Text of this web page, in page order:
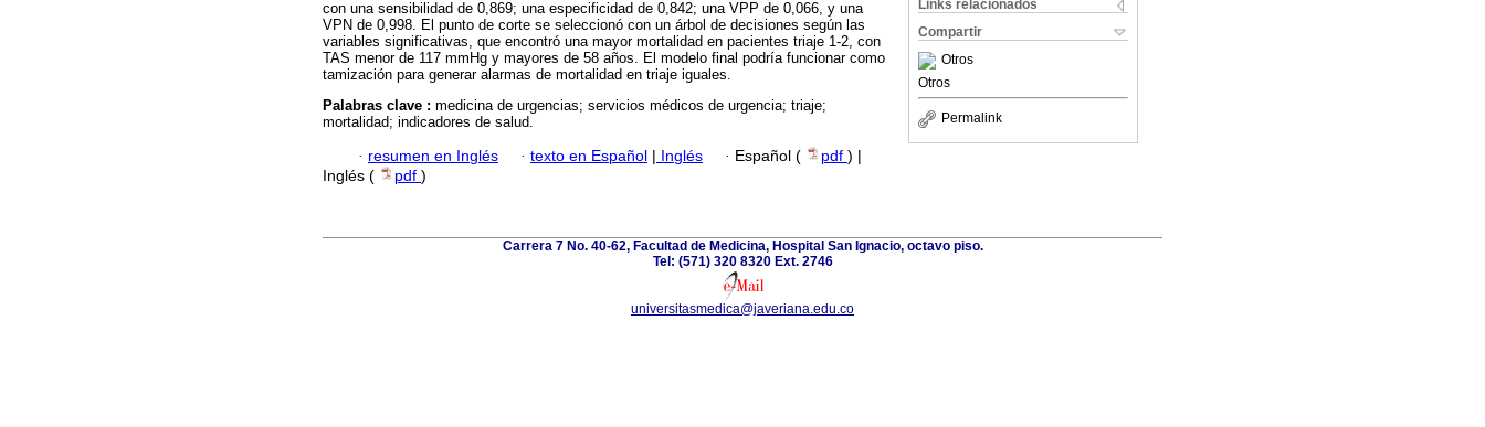
Links relacionados
Compartir
Otros
Otros
Permalink
con una sensibilidad de 0,869; una especificidad de 0,842; una VPP de 0,066, y una
VPN de 0,998. El punto de corte se seleccionó con un árbol de decisiones según las
variables significativas, que encontró una mayor mortalidad en pacientes triaje 1-2, con
TAS menor de 117 mmHg y mayores de 58 años. El modelo final podría funcionar como
tamización para generar alarmas de mortalidad en triaje iguales.
Palabras clave : medicina de urgencias; servicios médicos de urgencia; triaje;
mortalidad; indicadores de salud.
· resumen en Inglés · texto en Español | Inglés · Español ( pdf ) |
Inglés (
pdf )
Carrera 7 No. 40-62, Facultad de Medicina, Hospital San Ignacio, octavo piso.
Tel: (571) 320 8320 Ext. 2746
universitasmedica@javeriana.edu.co